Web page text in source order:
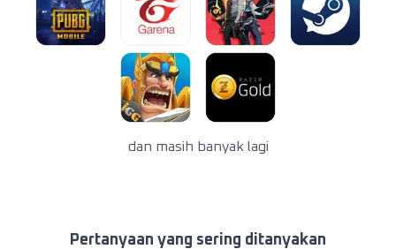
dan masih banyak lagi
Pertanyaan yang sering ditanyakan